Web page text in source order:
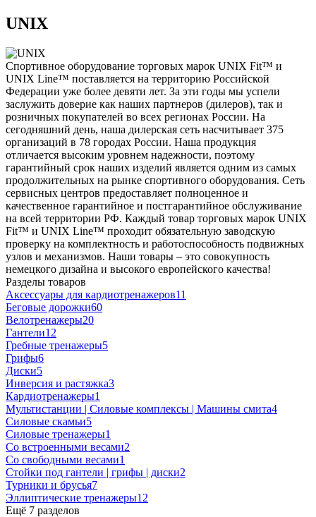
UNIX
Спортивное оборудование торговых марок UNIX Fit™ и
UNIX Line™ поставляется на территорию Российской
Федерации уже более девяти лет. За эти годы мы успели
заслужить доверие как наших партнеров (дилеров), так и
розничных покупателей во всех регионах России. На
сегодняшний день, наша дилерская сеть насчитывает 375
организаций в 78 городах России. Наша продукция
отличается высоким уровнем надежности, поэтому
гарантийный срок наших изделий является одним из самых
продолжительных на рынке спортивного оборудования. Сеть
сервисных центров предоставляет полноценное и
качественное гарантийное и постгарантийное обслуживание
на всей территории РФ. Каждый товар торговых марок UNIX
Fit™ и UNIX Line™ проходит обязательную заводскую
проверку на комплектность и работоспособность подвижных
узлов и механизмов. Наши товары – это совокупность
немецкого дизайна и высокого европейского качества!
Разделы товаров
Аксессуары для кардиотренажеров11
Беговые дорожки60
Велотренажеры20
Гантели12
Гребные тренажеры5
Грифы6
Диски5
Инверсия и растяжка3
Кардиотренажеры1
Мультистанции | Силовые комплексы | Машины смита4
Силовые скамьи5
Силовые тренажеры1
Со встроенными весами2
Со свободными весами1
Стойки под гантели | грифы | диски2
Турники и брусья7
Эллиптические тренажеры12
Ещё 7 разделов